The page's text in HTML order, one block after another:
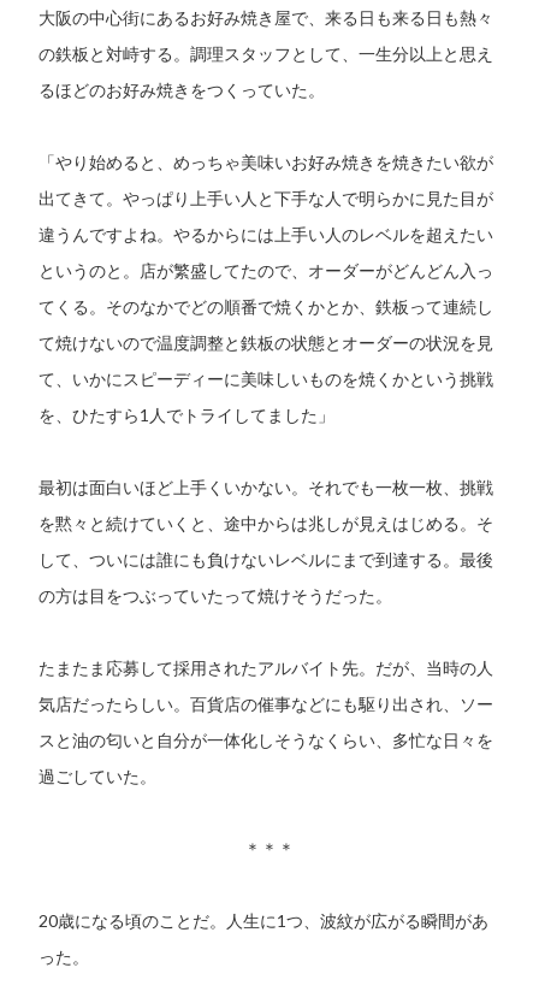
大阪の中心街にあるお好み焼き屋で、来る日も来る日も熱々
の鉄板と対峙する。調理スタッフとして、一生分以上と思え
るほどのお好み焼きをつくっていた。
「やり始めると、めっちゃ美味いお好み焼きを焼きたい欲が
出てきて。やっぱり上手い人と下手な人で明らかに見た目が
違うんですよね。やるからには上手い人のレベルを超えたい
というのと。店が繁盛してたので、オーダーがどんどん入っ
てくる。そのなかでどの順番で焼くかとか、鉄板って連続し
て焼けないので温度調整と鉄板の状態とオーダーの状況を見
て、いかにスピーディーに美味しいものを焼くかという挑戦
を、ひたすら1人でトライしてました」
最初は面白いほど上手くいかない。それでも一枚一枚、挑戦
を黙々と続けていくと、途中からは兆しが見えはじめる。そ
して、ついには誰にも負けないレベルにまで到達する。最後
の方は目をつぶっていたって焼けそうだった。
たまたま応募して採用されたアルバイト先。だが、当時の人
気店だったらしい。百貨店の催事などにも駆り出され、ソー
スと油の匂いと自分が一体化しそうなくらい、多忙な日々を
過ごしていた。
＊＊＊
20歳になる頃のことだ。人生に1つ、波紋が広がる瞬間があ
った。